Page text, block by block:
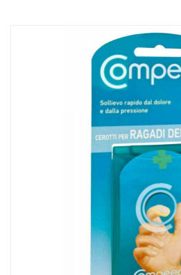
Compeed Linea Cura delle Mani e
Mani 10